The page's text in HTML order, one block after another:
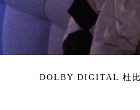
DOLBY DIGITAL 杜